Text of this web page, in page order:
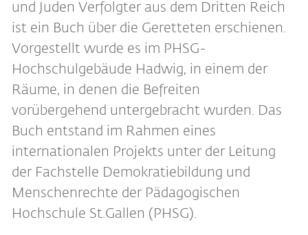
und Juden Verfolgter aus dem Dritten Reich
ist ein Buch über die Geretteten erschienen.
Vorgestellt wurde es im PHSG-
Hochschulgebäude Hadwig, in einem der
Räume, in denen die Befreiten
vorübergehend untergebracht wurden. Das
Buch entstand im Rahmen eines
internationalen Projekts unter der Leitung
der Fachstelle Demokratiebildung und
Menschenrechte der Pädagogischen
Hochschule St.Gallen (PHSG).